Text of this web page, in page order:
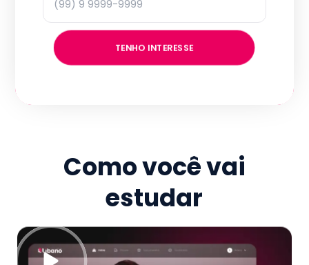
TENHO INTERESSE
Como você vai
estudar